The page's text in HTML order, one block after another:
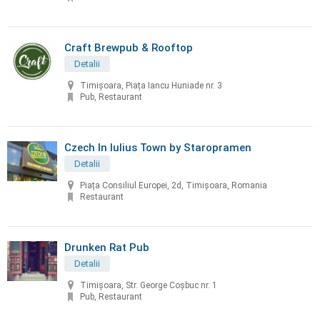
Craft Brewpub & Rooftop
Detalii
Timișoara, Piața Iancu Huniade nr. 3
Pub, Restaurant
Czech In Iulius Town by Staropramen
Detalii
Piața Consiliul Europei, 2d, Timișoara, Romania
Restaurant
Drunken Rat Pub
Detalii
Timișoara, Str. George Coșbuc nr. 1
Pub, Restaurant